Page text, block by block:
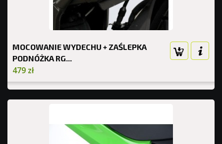
MOCOWANIE WYDECHU + ZAŚLEPKA
PODNÓŻKA RG...
479 zł